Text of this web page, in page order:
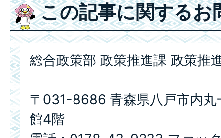
この記事に関するお
総合政策部 政策推進課 政策推
〒031-8686 青森県八戸市内丸
館4階